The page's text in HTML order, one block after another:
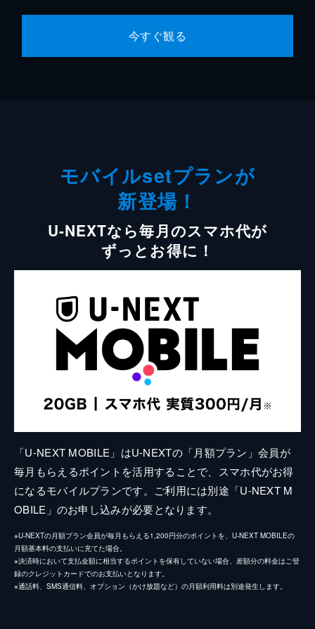
今すぐ観る
モバイルsetプランが
新登場！
U-NEXTなら毎月のスマホ代が
ずっとお得に！
「U-NEXT MOBILE」はU-NEXTの「月額プラン」会員が
毎月もらえるポイントを活用することで、スマホ代がお得
になるモバイルプランです。ご利用には別途「U-NEXT M
OBILE」のお申し込みが必要となります。
※U-NEXTの月額プラン会員が毎月もらえる1,200円分のポイントを、U-NEXT MOBILEの
月額基本料の支払いに充てた場合。
※決済時において支払金額に相当するポイントを保有していない場合、差額分の料金はご登
録のクレジットカードでのお支払いとなります。
※通話料、SMS通信料、オプション（かけ放題など）の月額利用料は別途発生します。